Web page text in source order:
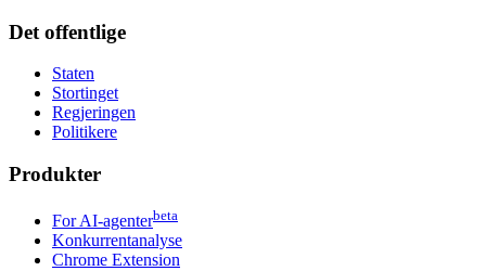
Det offentlige
Staten
Stortinget
Regjeringen
Politikere
Produkter
For AI-agenterbeta
Konkurrentanalyse
Chrome Extension